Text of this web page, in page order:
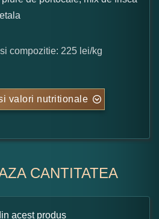
compozitie: 225 lei/kg
valori nutritionale
CANTITATEA
acest produs